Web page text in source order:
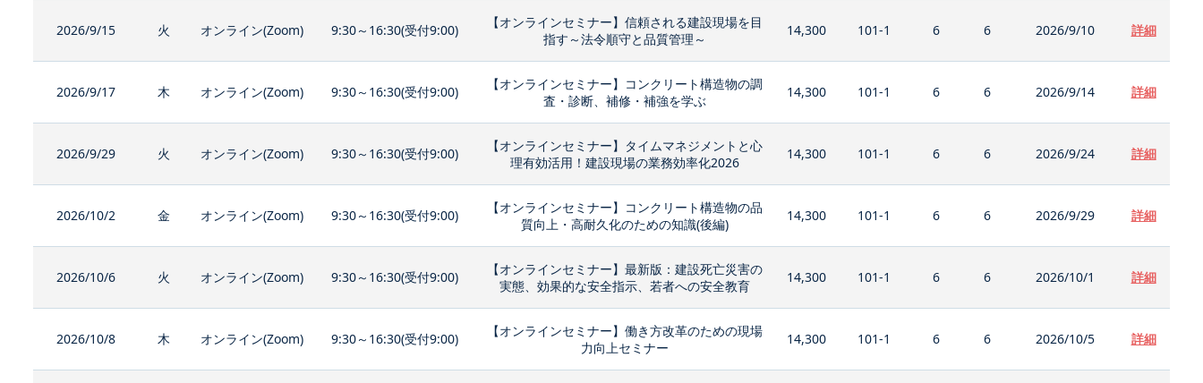
2026/9/15 火 オンライン(Zoom) 9:30～16:30(受付9:00)
【オンラインセミナー】信頼される建設現場を目
指す～法令順守と品質管理～
14,300 101-1 6 6 2026/9/10 詳細
2026/9/17 木 オンライン(Zoom) 9:30～16:30(受付9:00)
【オンラインセミナー】コンクリート構造物の調
査・診断、補修・補強を学ぶ
14,300 101-1 6 6 2026/9/14 詳細
2026/9/29 火 オンライン(Zoom) 9:30～16:30(受付9:00)
【オンラインセミナー】タイムマネジメントと心
理有効活用！建設現場の業務効率化2026
14,300 101-1 6 6 2026/9/24 詳細
2026/10/2 金 オンライン(Zoom) 9:30～16:30(受付9:00)
【オンラインセミナー】コンクリート構造物の品
質向上・高耐久化のための知識(後編)
14,300 101-1 6 6 2026/9/29 詳細
2026/10/6 火 オンライン(Zoom) 9:30～16:30(受付9:00)
【オンラインセミナー】最新版：建設死亡災害の
実態、効果的な安全指示、若者への安全教育
14,300 101-1 6 6 2026/10/1 詳細
2026/10/8 木 オンライン(Zoom) 9:30～16:30(受付9:00)
【オンラインセミナー】働き方改革のための現場
力向上セミナー
14,300 101-1 6 6 2026/10/5 詳細